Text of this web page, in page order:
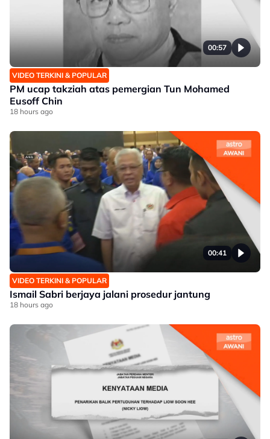
00:57
VIDEO TERKINI & POPULAR
PM ucap takziah atas pemergian Tun Mohamed
Eusoff Chin
18 hours ago
00:41
VIDEO TERKINI & POPULAR
Ismail Sabri berjaya jalani prosedur jantung
18 hours ago